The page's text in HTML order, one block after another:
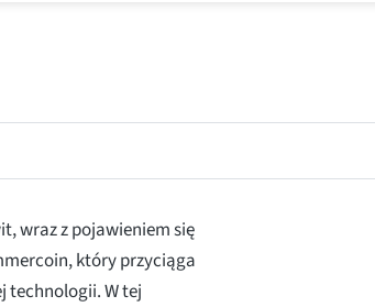
wraz z pojawieniem się
który przyciąga
technologii. W tej